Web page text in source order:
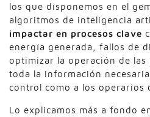
los que disponemos en el
algoritmos de inteligencia
impactar en procesos clave
energía generada, fallos de
optimizar la operación de las
toda la información
control como a los operarios
Lo explicamos más a fondo